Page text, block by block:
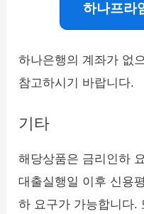
하나프라
하나은행의 계좌가 없
참고하시기 바랍니다.
기타
해당상품은 금리인하
대출실행일 이후 신용
하 요구가 가능합니다.